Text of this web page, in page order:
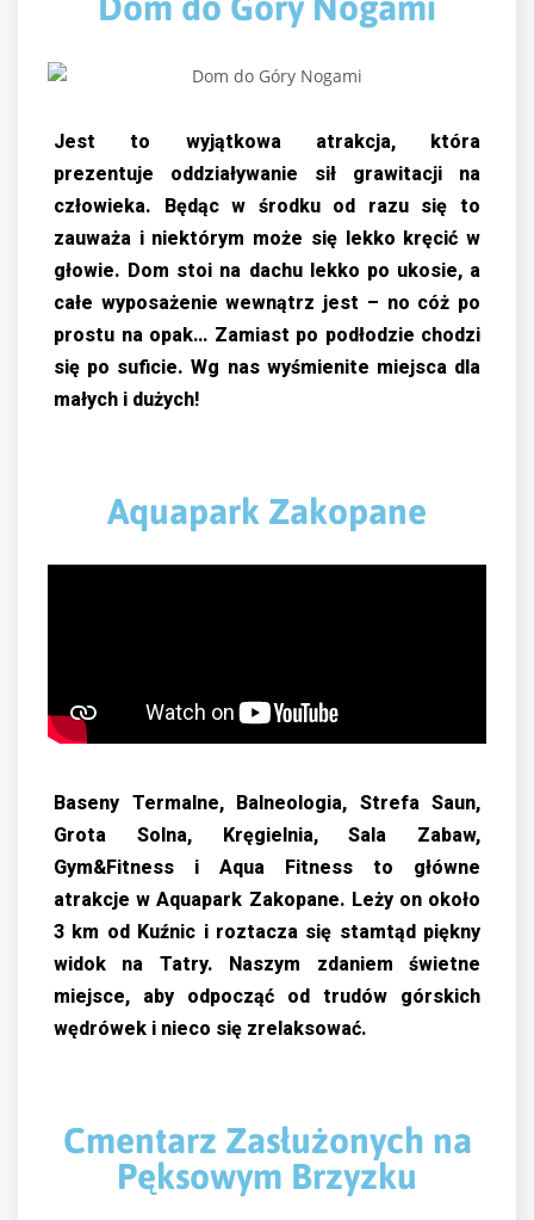
Jest to wyjątkowa atrakcja, która
prezentuje
oddziaływanie sił grawitacji na
człowieka. Będąc w środku od razu się to
zauważa i niektórym może się lekko kręcić w
głowie. Dom stoi na dachu lekko po ukosie, a
całe wyposażenie wewnątrz jest – no cóż po
prostu na opak… Zamiast po podłodzie chodzi
się po suficie. Wg nas wyśmienite miejsca dla
małych i dużych!
Aquapark Zakopane
Baseny Termalne, Balneologia, Strefa Saun,
Grota Solna, Kręgielnia, Sala Zabaw,
Gym&Fitness i Aqua Fitness to główne
atrakcje w Aquapark Zakopane. Leży on około
3 km od Kuźnic i roztacza się stamtąd piękny
widok na Tatry. Naszym zdaniem świetne
miejsce, aby odpocząć od trudów górskich
wędrówek i nieco się zrelaksować.
Cmentarz Zasłużonych na
Pęksowym Brzyzku